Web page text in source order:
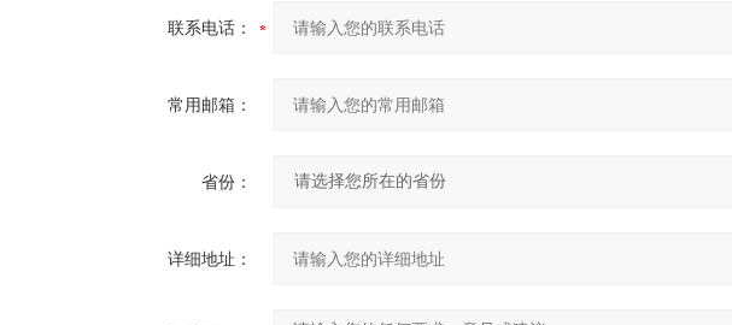
联系电话：
常用邮箱：
省份：
详细地址：